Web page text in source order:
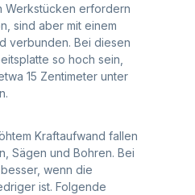
Werkstücken erfordern
sind aber mit einem
verbunden. Bei diesen
so hoch sein,
15 Zentimeter unter
Kraftaufwand fallen
Sägen und Bohren. Bei
wenn die
ist. Folgende